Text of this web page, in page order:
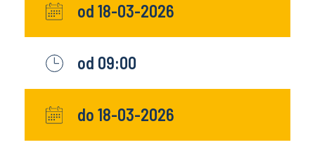
od 18-03-2026
od 09:00
do 18-03-2026